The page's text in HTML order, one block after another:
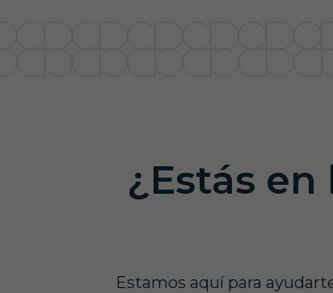
¿Estás
Estamos aquí para